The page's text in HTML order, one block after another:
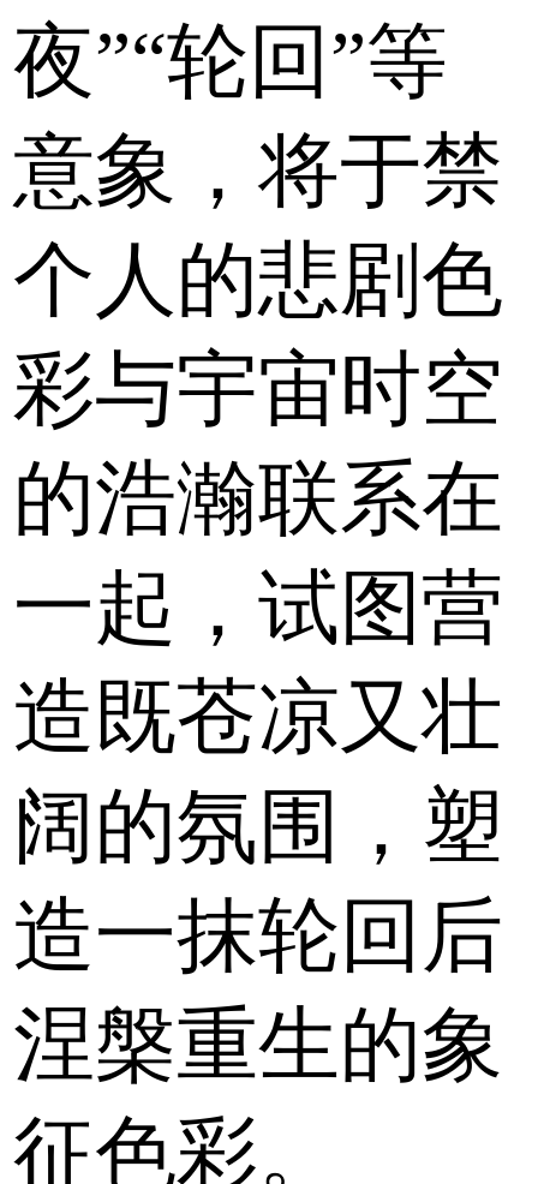
夜”“轮回”等
意象，将于禁
个人的悲剧色
彩与宇宙时空
的浩瀚联系在
一起，试图营
造既苍凉又壮
阔的氛围，塑
造一抹轮回后
涅槃重生的象
征色彩。